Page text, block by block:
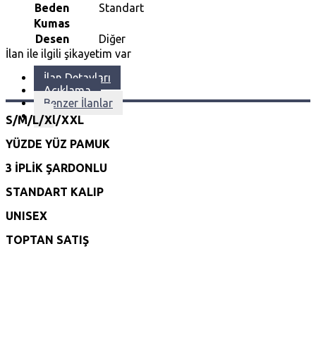
Beden
Standart
Kumas
Desen
Diğer
İlan ile ilgili şikayetim var
İlan Detayları
Açıklama
Benzer İlanlar
S/M/L/Xl/XXL
YÜZDE YÜZ PAMUK
3 İPLİK ŞARDONLU
STANDART KALIP
UNISEX
TOPTAN SATIŞ